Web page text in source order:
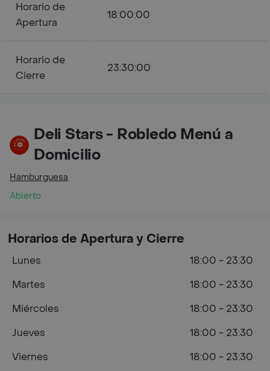
Horario de
Apertura
18:00:00
Horario de
Cierre
23:30:00
Deli Stars - Robledo Menú a
Domicilio
Hamburguesa
Abierto
Horarios de Apertura y Cierre
Lunes
18:00 - 23:30
Martes
18:00 - 23:30
Miércoles
18:00 - 23:30
Jueves
18:00 - 23:30
Viernes
18:00 - 23:30